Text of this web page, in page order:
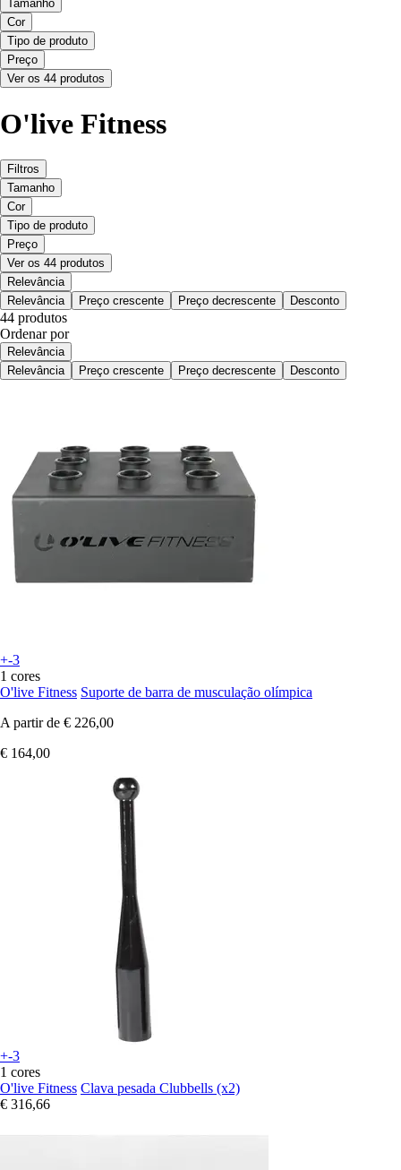
Tamanho
Cor
Tipo de produto
Preço
Ver os 44 produtos
O'live Fitness
Filtros
Tamanho
Cor
Tipo de produto
Preço
Ver os 44 produtos
Relevância
Relevância
Preço crescente Preço decrescente Desconto
44 produtos
Ordenar por
Relevância
Relevância
Preço crescente Preço decrescente Desconto
+-3
1 cores
O'live Fitness Suporte de barra de musculação olímpica
A partir de € 226,00
€ 164,00
+-3
1 cores
O'live Fitness Clava pesada Clubbells (x2)
€ 316,66